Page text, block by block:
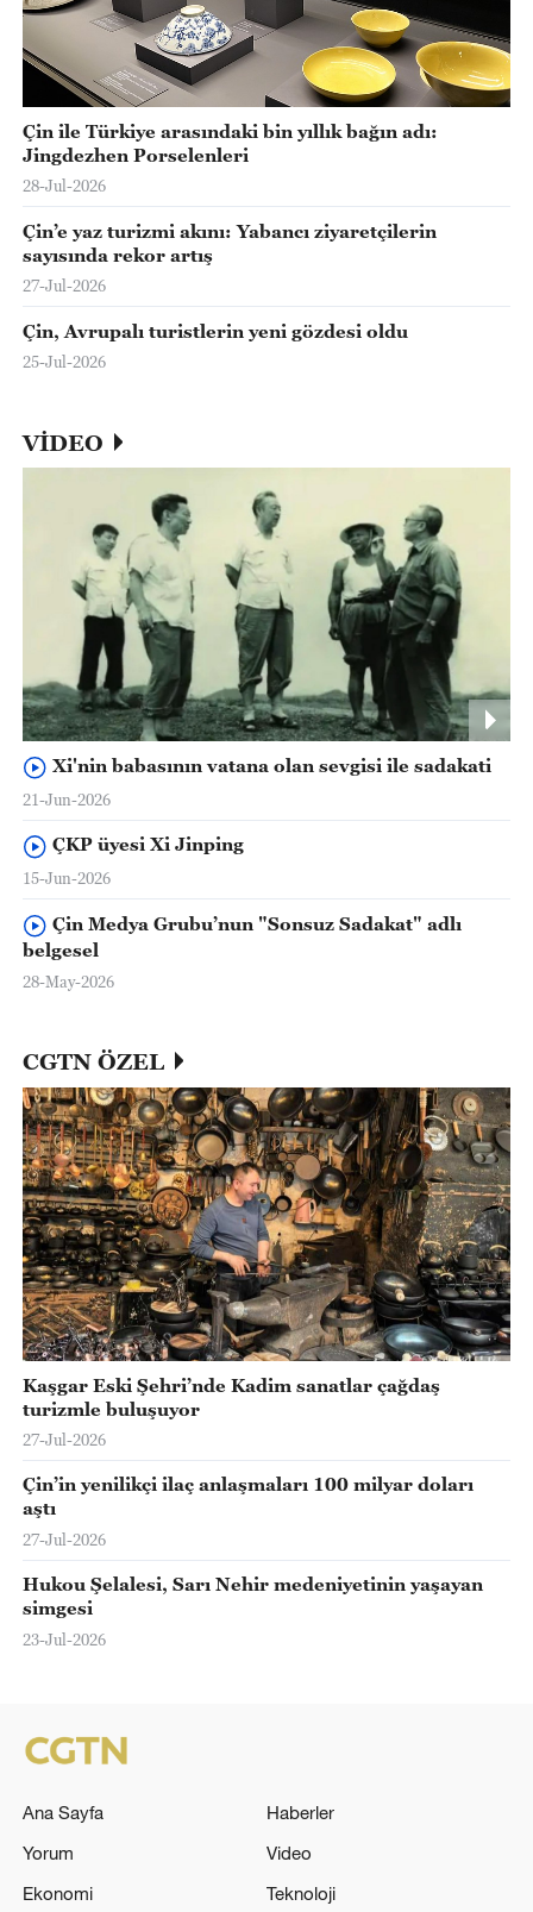
Çin ile Türkiye arasındaki bin yıllık bağın adı:
Jingdezhen Porselenleri
28-Jul-2026
Çin’e yaz turizmi akını: Yabancı ziyaretçilerin
sayısında rekor artış
27-Jul-2026
Çin, Avrupalı turistlerin yeni gözdesi oldu
25-Jul-2026
VİDEO
Xi'nin babasının vatana olan sevgisi ile sadakati
21-Jun-2026
ÇKP üyesi Xi Jinping
15-Jun-2026
Çin Medya Grubu’nun "Sonsuz Sadakat" adlı
belgesel
28-May-2026
CGTN ÖZEL
Kaşgar Eski Şehri’nde Kadim sanatlar çağdaş
turizmle buluşuyor
27-Jul-2026
Çin’in yenilikçi ilaç anlaşmaları 100 milyar doları
aştı
27-Jul-2026
Hukou Şelalesi, Sarı Nehir medeniyetinin yaşayan
simgesi
23-Jul-2026
Ana Sayfa
Haberler
Yorum
Video
Ekonomi
Teknoloji